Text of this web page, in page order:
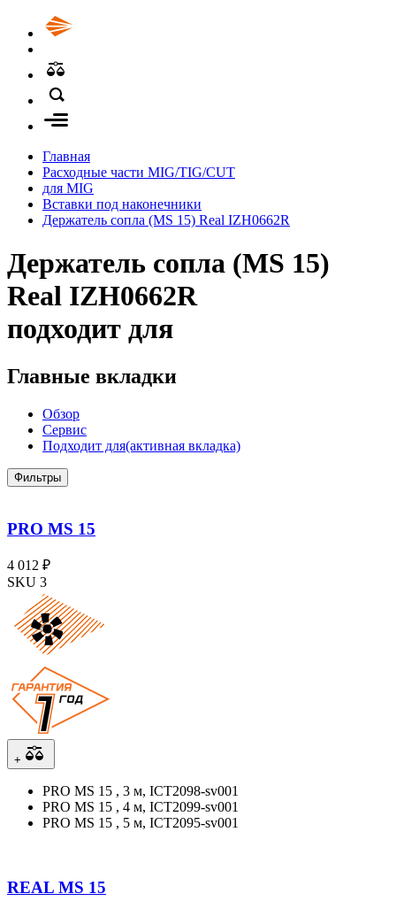
Главная
Расходные части MIG/TIG/CUT
для MIG
Вставки под наконечники
Держатель сопла (MS 15) Real IZH0662R
Держатель сопла (MS 15)
Real IZH0662R
подходит для
Главные вкладки
Обзор
Сервис
Подходит для(активная вкладка)
Фильтры
PRO MS 15
4 012 ₽
SKU 3
+
PRO MS 15 , 3 м, ICT2098-sv001
PRO MS 15 , 4 м, ICT2099-sv001
PRO MS 15 , 5 м, ICT2095-sv001
REAL MS 15